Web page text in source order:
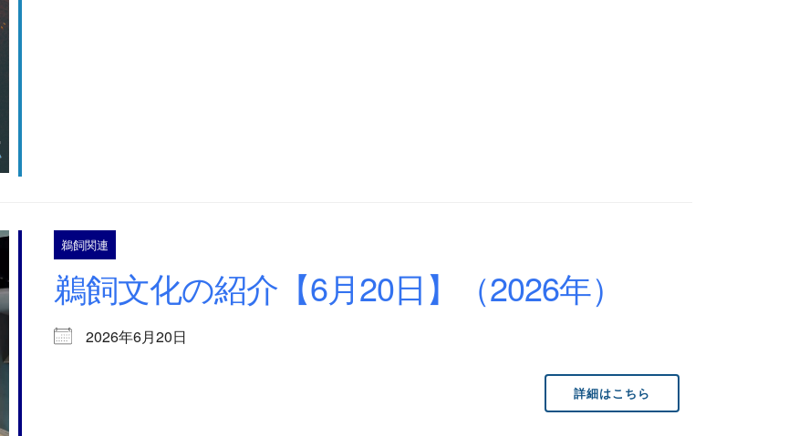
鵜飼関連
鵜飼文化の紹介【6月20日】（2026年）
2026年6月20日
詳細はこちら